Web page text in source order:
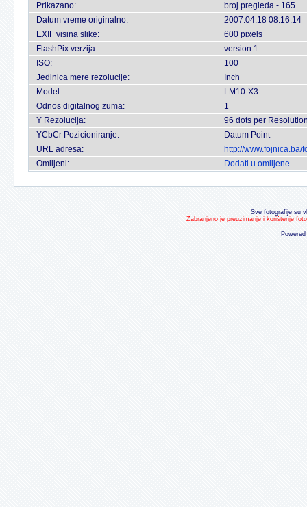
Prikazano:
broj pregleda - 165
Datum vreme originalno:
2007:04:18 08:16:14
EXIF visina slike:
600 pixels
FlashPix verzija:
version 1
ISO:
100
Jedinica mere rezolucije:
Inch
Model:
LM10-X3
Odnos digitalnog zuma:
1
Y Rezolucija:
96 dots per
YCbCr Pozicioniranje:
Datum Point
URL adresa:
http://
Omiljeni:
Dodati u omiljene
Sve fotografije su
Zabranjeno je preuzimanje i korištenje